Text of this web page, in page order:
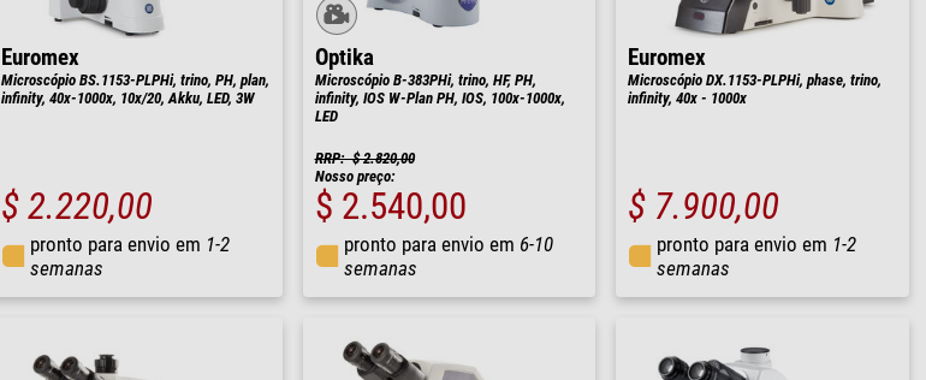
Euromex
Microscópio BS.1153-PLPHi, trino, PH, plan,
infinity, 40x-1000x, 10x/20, Akku, LED, 3W
$ 2.220,00
pronto para envio em 1-2
semanas
Optika
Microscópio B-383PHi, trino, HF, PH,
infinity, IOS W-Plan PH, IOS, 100x-1000x,
LED
RRP: $ 2.820,00
Nosso preço:
$ 2.540,00
pronto para envio em 6-10
semanas
Euromex
Microscópio DX.1153-PLPHi, phase, trino,
infinity, 40x - 1000x
$ 7.900,00
pronto para envio em 1-2
semanas